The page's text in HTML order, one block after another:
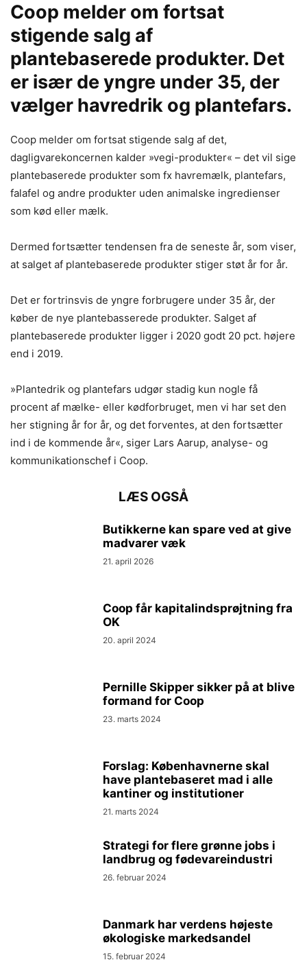
Coop melder om fortsat
stigende salg af
plantebaserede produkter. Det
er især de yngre under 35, der
vælger havredrik og plantefars.
Coop melder om fortsat stigende salg af det,
dagligvarekoncernen kalder »vegi-produkter« – det vil sige
plantebaserede produkter som fx havremælk, plantefars,
falafel og andre produkter uden animalske ingredienser
som kød eller mælk.
Dermed fortsætter tendensen fra de seneste år, som viser,
at salget af plantebaserede produkter stiger støt år for år.
Det er fortrinsvis de yngre forbrugere under 35 år, der
køber de nye plantebasserede produkter. Salget af
plantebaserede produkter ligger i 2020 godt 20 pct. højere
end i 2019.
»Plantedrik og plantefars udgør stadig kun nogle få
procent af mælke- eller kødforbruget, men vi har set den
her stigning år for år, og det forventes, at den fortsætter
ind i de kommende år«, siger Lars Aarup, analyse- og
kommunikationschef i Coop.
LÆS OGSÅ
Butikkerne kan spare ved at give
madvarer væk
21. april 2026
Coop får kapitalindsprøjtning fra
OK
20. april 2024
Pernille Skipper sikker på at blive
formand for Coop
23. marts 2024
Forslag: Københavnerne skal
have plantebaseret mad i alle
kantiner og institutioner
21. marts 2024
Strategi for flere grønne jobs i
landbrug og fødevareindustri
26. februar 2024
Danmark har verdens højeste
økologiske markedsandel
15. februar 2024